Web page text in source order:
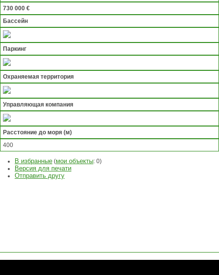
730 000 €
Бассейн
Паркинг
Охраняемая территория
Управляющая компания
Расстояние до моря (м)
400
В избранные (мои объекты: 0)
Версия для печати
Отправить другу